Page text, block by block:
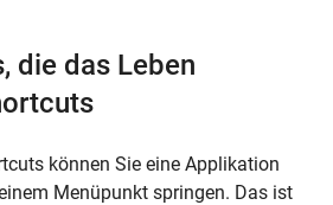
die das Leben
können Sie eine Applikation
Menüpunkt springen. Das ist